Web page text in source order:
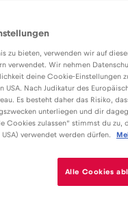
Výhody
Stáhněte si snadno
využívejte
Nikdy
zu bieten, verwenden wir auf
verwendet. Wir nehmen
deine Cookie-Einstellungen
USA. Nach Judikatur des
Es besteht daher das Risiko,
unterliegen und dir
Cookies zulassen“ stimmst du zu,
verwendet werden dürfen.
Alle Cookies